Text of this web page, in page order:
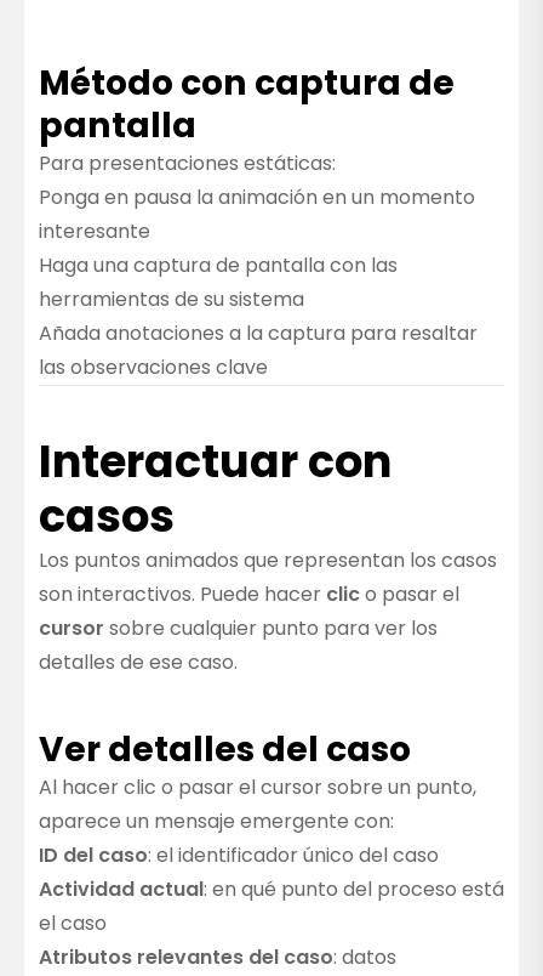
Método con captura de
pantalla
Para presentaciones estáticas:
Ponga en pausa la animación en un momento
interesante
Haga una captura de pantalla con las
herramientas de su sistema
Añada anotaciones a la captura para resaltar
las observaciones clave
Interactuar con
casos
Los puntos animados que representan los casos
son interactivos. Puede hacer clico pasar el
cursor sobre cualquier punto para ver los
detalles de ese caso.
Ver detalles del caso
Al hacer clic o pasar el cursor sobre un punto,
aparece un mensaje emergente con:
ID del caso: el identificador único del caso
Actividad actual: en qué punto del proceso está
el caso
Atributos relevantes del caso: datos